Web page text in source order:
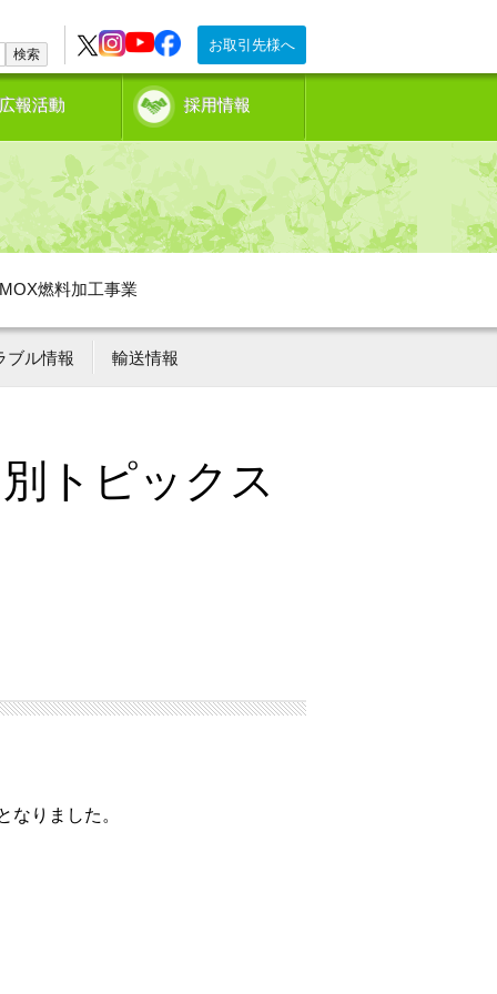
お取引先様へ
検索
広報活動 採用情報
MOX燃料加工事業
ブル情報 輸送情報
トピックス
りました。